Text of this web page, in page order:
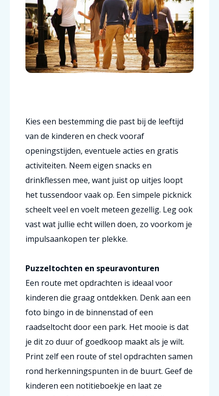
Kies een bestemming die past bij de leeftijd
van de kinderen en check vooraf
openingstijden, eventuele acties en gratis
activiteiten. Neem eigen snacks en
drinkflessen mee, want juist op uitjes loopt
het tussendoor vaak op. Een simpele picknick
scheelt veel en voelt meteen gezellig. Leg ook
vast wat jullie echt willen doen, zo voorkom je
impulsaankopen ter plekke.
Puzzeltochten en speuravonturen
Een route met opdrachten is ideaal voor
kinderen die graag ontdekken. Denk aan een
foto bingo in de binnenstad of een
raadseltocht door een park. Het mooie is dat
je dit zo duur of goedkoop maakt als je wilt.
Print zelf een route of stel opdrachten samen
rond herkenningspunten in de buurt. Geef de
kinderen een notitieboekje en laat ze